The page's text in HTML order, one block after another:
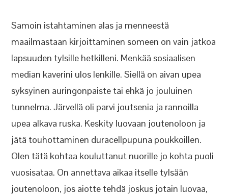
Samoin istahtaminen alas ja menneestä
maailmastaan kirjoittaminen someen on vain jatkoa
lapsuuden tylsille hetkilleni. Menkää sosiaalisen
median kaverini ulos lenkille. Siellä on aivan upea
syksyinen auringonpaiste tai ehkä jo jouluinen
tunnelma. Järvellä oli parvi joutsenia ja rannoilla
upea alkava ruska. Keskity luovaan joutenoloon ja
jätä touhottaminen duracellpupuna poukkoillen.
Olen tätä kohtaa kouluttanut nuorille jo kohta puoli
vuosisataa. On annettava aikaa itselle tylsään
joutenoloon, jos aiotte tehdä joskus jotain luovaa,